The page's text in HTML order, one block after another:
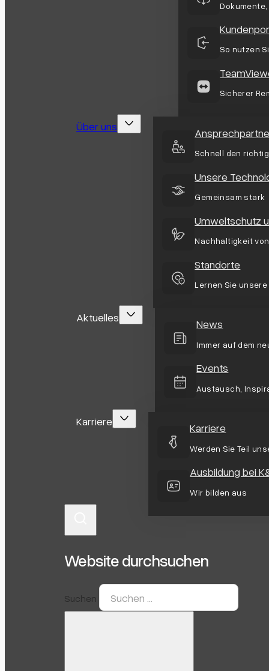
So nutzen
Sicherer
Über uns
Schnell den
Unsere
Gemeinsam stark
Umweltschutz
Nachhaltigkeit
Standorte
Lernen Sie
Aktuelles News
Immer auf dem
Events
Austausch,
Karriere Karriere
Werden Sie Teil
Ausbildung bei
Wir bilden aus
Website durchsuchen
Suchen